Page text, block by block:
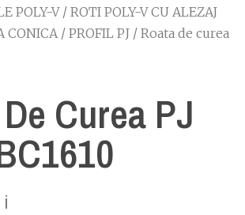
POLY-V/ ROTI POLY-V CU ALEZAJ
CONICA/ PROFIL PJ / Roata de curea
Curea PJ